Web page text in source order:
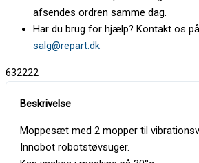
afsendes ordren samme dag.
Har du brug for hjælp? Kontakt os på
salg@repart.dk
632222
Moppesæt med 2 mopper til
Innobot robotstøvsuger.